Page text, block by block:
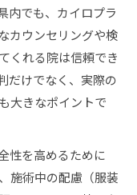
内でも、カイロプラ
カウンセリングや検
くれる院は信頼でき
だけでなく、実際の
大きなポイントで
性を高めるために
施術中の配慮（服装